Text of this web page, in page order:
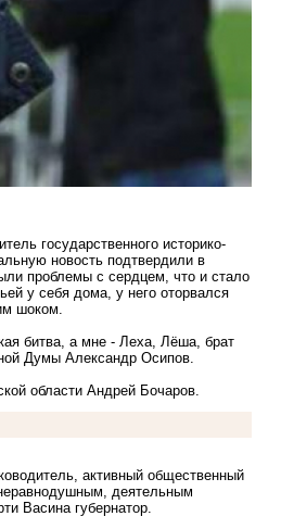
государственного историко-
новость подтвердили в
проблемы с сердцем, что и стало
у себя дома, у него оторвался
шоком.
битва, а мне - Леха, Лёша, брат
Думы Александр Осипов.
области Андрей Бочаров.
активный общественный
деятельным
Васина губернатор.